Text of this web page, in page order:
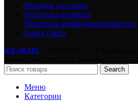
Порядок доставки
Политика возврата
Политика конфиденциальности
Карта сайта
ICE-SKATE
Search
Меню
Категории